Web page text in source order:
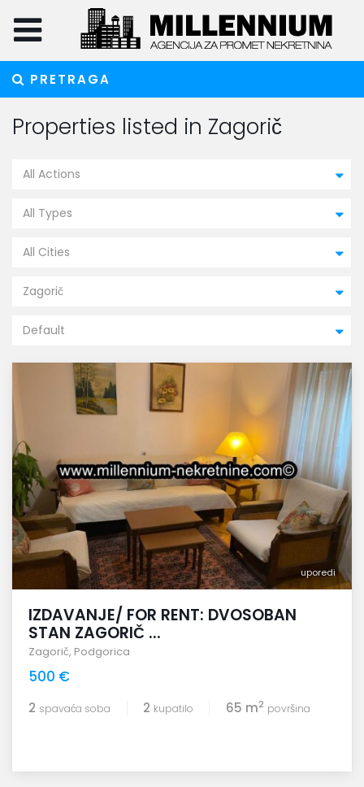
PRETRAGA
Properties listed in Zagorič
All Actions
All Types
All Cities
Zagorič
Default
uporedi
IZDAVANJE/ FOR RENT: DVOSOBAN
STAN ZAGORIČ ...
Zagorič, Podgorica
500 €
2 spavaća soba 2 kupatilo 65 m2 površina